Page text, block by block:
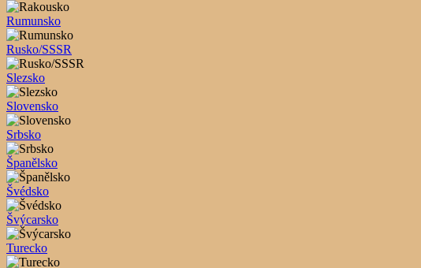
Rumunsko
Rusko/SSSR
Slezsko
Slovensko
Srbsko
Španělsko
Švédsko
Švýcarsko
Turecko